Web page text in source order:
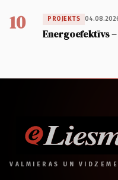
10 PROJEKTS
Energoefektīvs
VALMIERAS UN